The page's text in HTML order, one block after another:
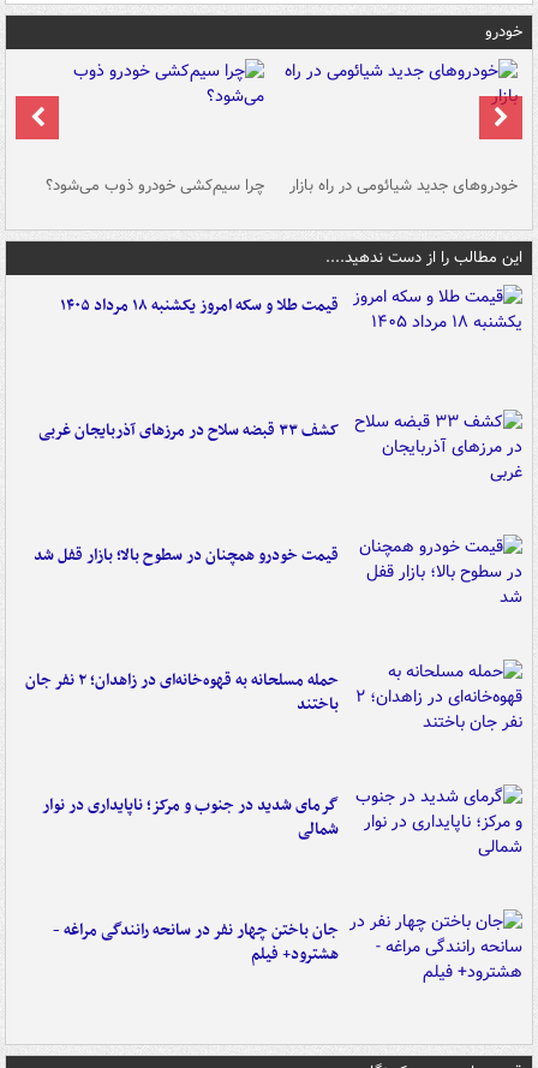
خودرو
خودروهای جدید شیائومی در راه بازار چرا سیم‌کشی خودرو ذوب می‌شود؟
این مطالب را از دست ندهید....
قیمت طلا و سکه امروز یکشنبه ۱۸ مرداد ۱۴۰۵
کشف ۳۳ قبضه سلاح در مرزهای آذربایجان غربی
قیمت خودرو همچنان در سطوح بالا؛ بازار قفل شد
حمله مسلحانه به قهوه‌خانه‌ای در زاهدان؛ ۲ نفر جان
باختند
گرمای شدید در جنوب و مرکز؛ ناپایداری در نوار
شمالی
جان باختن چهار نفر در سانحه رانندگی مراغه -
هشترود+ فیلم